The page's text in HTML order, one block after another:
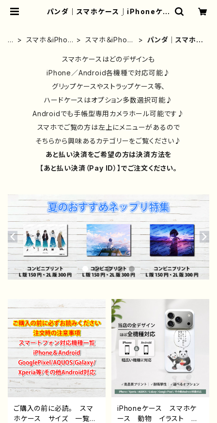
パンダ｜スマホケース｜iPhoneケー
ラストレーター/グッズ/人気/後払い/
通販｜雑貨屋アリうさ
ホ
スマホ＆iPhon
ストレーター/
絵師作品別
スマホ＆iPhone
動物｜イラスト
｜かわいい
パンダ｜スマホケ
ース｜イラスト｜
グッズ
スマホケースはどのデザインも
iPhone／Android各機種で対応可能♪
グリップケースやストラップケース等、
ハードケースはオプション多数選択可能♪
Androidでも手帳型専用カメラホール可能です♪
スマホでご覧の方は左上にメニューがあるので
そちらから興味あるカテゴリーをご覧ください♪
あと払い決済をご希望の方は決済方法を
【あと払い決済（Pay ID）】でご注文ください。
ご購入の前に必読。 スマ
ホケース サイズ 一覧
iPhoneケース スマホケ
ース 動物 イラスト ゆ